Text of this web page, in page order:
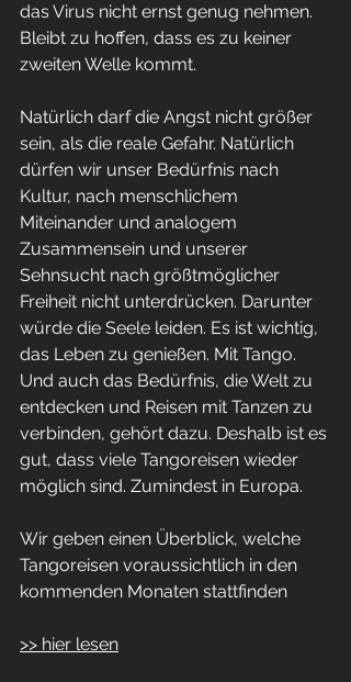
das Virus nicht ernst genug nehmen.
Bleibt zu hoffen, dass es zu keiner
zweiten Welle kommt.
Natürlich darf die Angst nicht größer
sein, als die reale Gefahr. Natürlich
dürfen wir unser Bedürfnis nach
Kultur, nach menschlichem
Miteinander und analogem
Zusammensein und unserer
Sehnsucht nach größtmöglicher
Freiheit nicht unterdrücken. Darunter
würde die Seele leiden. Es ist wichtig,
das Leben zu genießen. Mit Tango.
Und auch das Bedürfnis, die Welt zu
entdecken und Reisen mit Tanzen zu
verbinden, gehört dazu. Deshalb ist es
gut, dass viele Tangoreisen wieder
möglich sind. Zumindest in Europa.
Wir geben einen Überblick, welche
Tangoreisen voraussichtlich in den
kommenden Monaten stattfinden
>> hier lesen